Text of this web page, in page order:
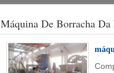
Máquina De Borracha Da